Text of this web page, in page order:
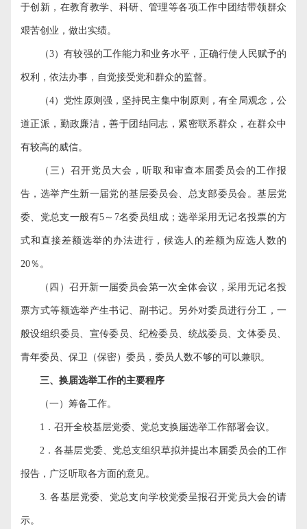
于创新，在教育教学、科研、管理等各项工作中团结带领群众
艰苦创业，做出实绩。
（3）有较强的工作能力和业务水平，正确行使人民赋予的
权利，依法办事，自觉接受党和群众的监督。
（4）党性原则强，坚持民主集中制原则，有全局观念，公
道正派，勤政廉洁，善于团结同志，紧密联系群众，在群众中
有较高的威信。
（三）召开党员大会，听取和审查本届委员会的工作报
告，选举产生新一届党的基层委员会、总支部委员会。基层党
委、党总支一般有5～ 7名委员组成；选举采用无记名投票的方
式和直接差额选举的办法进行，候选人的差额为应选人数的
20％。
（四）召开新一届委员会第一次全体会议，采用无记名投
票方式等额选举产生书记、副书记。另外对委员进行分工，一
般设组织委员、宣传委员、纪检委员、统战委员、文体委员、
青年委员、保卫（保密）委员，委员人数不够的可以兼职。
三、换届选举工作的主要程序
（一）筹备工作。
1 ．召开全校基层党委、党总支换届选举工作部署会议。
2 ．各基层党委、党总支组织草拟并提出本届委员会的工作
报告，广泛听取各方面的意见。
3.各基层党委、党总支向学校党委呈报召开党员大会的请
示。